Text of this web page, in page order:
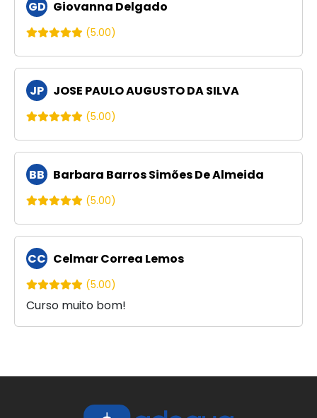
GD Giovanna Delgado
(5.00)
JP JOSE PAULO AUGUSTO DA SILVA
(5.00)
BB Barbara Barros Simões De Almeida
(5.00)
CC Celmar Correa Lemos
(5.00)
Curso muito bom!